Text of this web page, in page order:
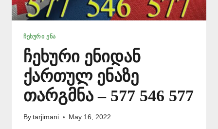
ᲩᲔᲮᲣᲠᲘ ᲔᲜᲐ
ჩეხური ენიდან
ქართულ ენაზე
თარგმნა – 577 546 577
By tarjimani May 16, 2022